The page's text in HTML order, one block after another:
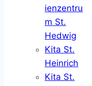
ienzentru
m St.
Hedwig
Kita St.
Heinrich
Kita St.